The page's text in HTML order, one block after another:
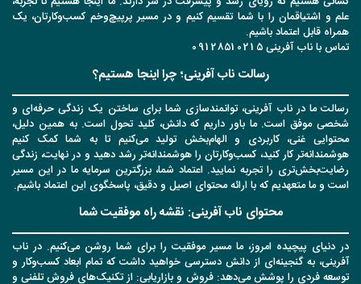
علم و اشتیاقمان را با شما تقسیم کنیم و در مسیر پرپیچ‌وخم کسب‌وکارتان، یک
همراه قابل اعتماد باشیم.
تماس با ناب آفرینی 09128510215
رسالت ناب آفرینی؛ چرا اینجا هستیم؟
رسالت ما در ناب آفرینی، توانمندسازی شما برای ساختن یک زندگی حرفه‌ای و
شخصی موفق است. ما باور داریم که دانش، کلید تحول است. به همین دلیل،
محتوایی غنی، کاربردی و الهام‌بخش تولید می‌کنیم تا به شما کمک کنیم
هوشمندانه‌تر کار کنید، کسب‌وکارتان را هوشمندانه‌تر رشد دهید و در نهایت، زندگی
رضایت‌بخش‌تری را تجربه نمایید. اعتماد شما، بزرگترین سرمایه ما در این مسیر
است و ما متعهدیم که با ارائه محتوای اصیل و دقیق، پاسخگوی این اعتماد باشیم.
محتوای ناب آفرینی: نقشه راه موفقیت شما
در دنیای پیچیده امروز، ما مسیر موفقیت را برای شما روشن می‌کنیم. در ناب
آفرینی، به گنجینه‌ای از دانش دسترسی خواهید داشت که تمام ابعاد کسب‌وکار و
توسعه فردی را پوشش می‌دهد: فروش و بازاریابی: از تکنیک‌های فروش تلفنی و